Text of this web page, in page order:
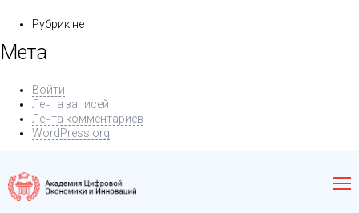
Рубрик нет
Мета
Войти
Лента записей
Лента комментариев
WordPress.org